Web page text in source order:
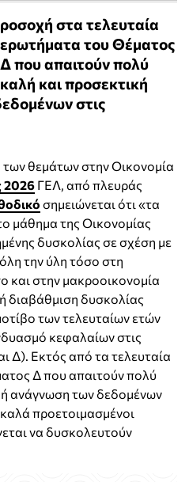
ροσοχή στα τελευταία
ερωτήματα του Θέματος
Δ που απαιτούν πολύ
καλή και προσεκτική
στις
θεμάτων στην Οικονομία
2026 ΓΕΛ, από πλευράς
σημειώνεται ότι «τα
μάθημα της Οικονομίας
δυσκολίας σε σχέση με
την ύλη τόσο στη
και στην μακροοικονομία
διαβάθμιση δυσκολίας
των τελευταίων ετών
κεφαλαίων στις
Δ). Εκτός από τα τελευταία
Δ που απαιτούν πολύ
ανάγνωση των δεδομένων
προετοιμασμένοι
να δυσκολευτούν